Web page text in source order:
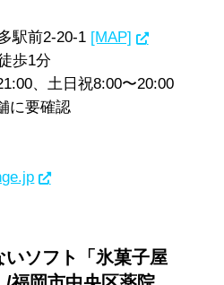
駅前2-20-1 [MAP]
歩1分
、土日祝8:00〜20:00
に要確認
ソフト「氷菓子屋